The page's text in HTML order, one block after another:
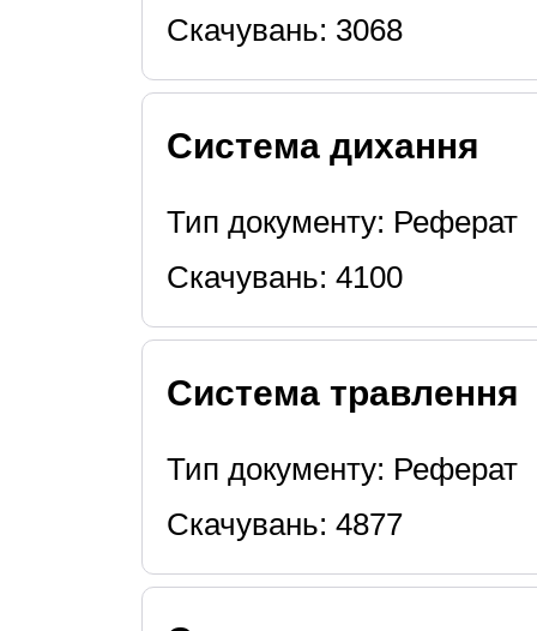
Скачувань: 3068
Система дихання
Тип документу: Реферат
Скачувань: 4100
Система травлення
Тип документу: Реферат
Скачувань: 4877